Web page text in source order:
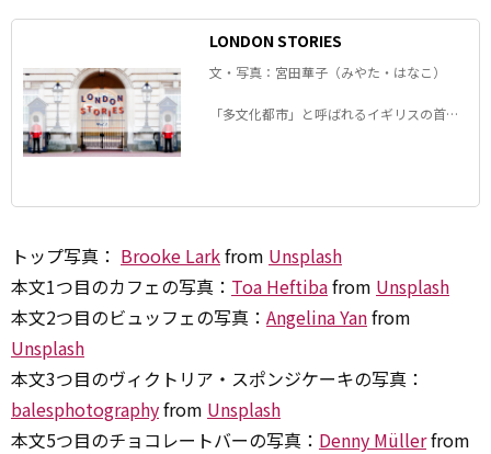
LONDON STORIES
文・写真：宮田華子（みやた・はなこ）
「多文化都市」と呼ばれるイギリスの首都
トップ写真： Brooke Larkfrom Unsplash
本文1つ目のカフェの写真： Toa Heftibafrom Unsplash
本文2つ目のビュッフェの写真： Angelina Yanfrom
Unsplash
本文3つ目のヴィクトリア・スポンジケーキの写真：
balesphotographyfrom Unsplash
本文5つ目のチョコレートバーの写真： Denny Müllerfrom